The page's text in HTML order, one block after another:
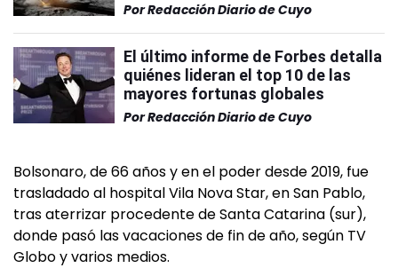
PorRedacción Diario de Cuyo
El último informe de Forbes detalla
quiénes lideran el top 10 de las
mayores fortunas globales
PorRedacción Diario de Cuyo
Bolsonaro, de 66 años y en el poder desde 2019, fue
trasladado al hospital Vila Nova Star, en San Pablo,
tras aterrizar procedente de Santa Catarina (sur),
donde pasó las vacaciones de fin de año, según TV
Globo y varios medios.